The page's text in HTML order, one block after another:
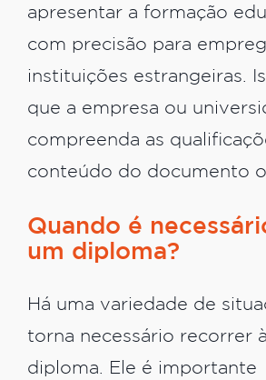
apresentar a formação
com precisão para
instituições estrangeiras.
que a empresa ou
compreenda as
conteúdo do documento
Quando é
um diploma?
Há uma variedade de
torna necessário recorrer
diploma. Ele é importante